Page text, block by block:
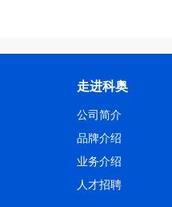
走进科奥
公司简介
品牌介绍
业务介绍
人才招聘